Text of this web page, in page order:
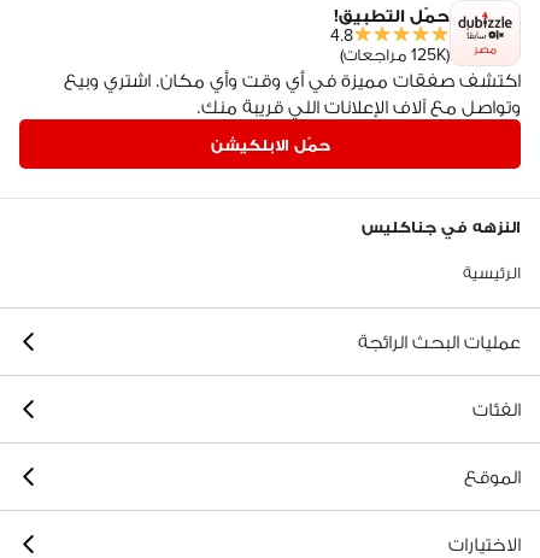
مصر
حمّل التطبيق!
4.8
(125K مراجعات)
اكتشف صفقات مميزة في أي وقت وأي مكان. اشتري وبيع
وتواصل مع آلاف الإعلانات اللي قريبة منك.
حمّل الابلكيشن
النزهه في جناكليس
الرئيسية
عمليات البحث الرائجة
الفئات
الموقع
الاختيارات